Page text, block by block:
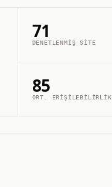
71
DENETLENMIŞ SITE
85
ORT. ERIŞILEBILIRLIK